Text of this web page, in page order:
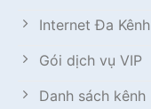
Internet Đa Kênh
Gói dịch vụ VIP
Danh sách kênh